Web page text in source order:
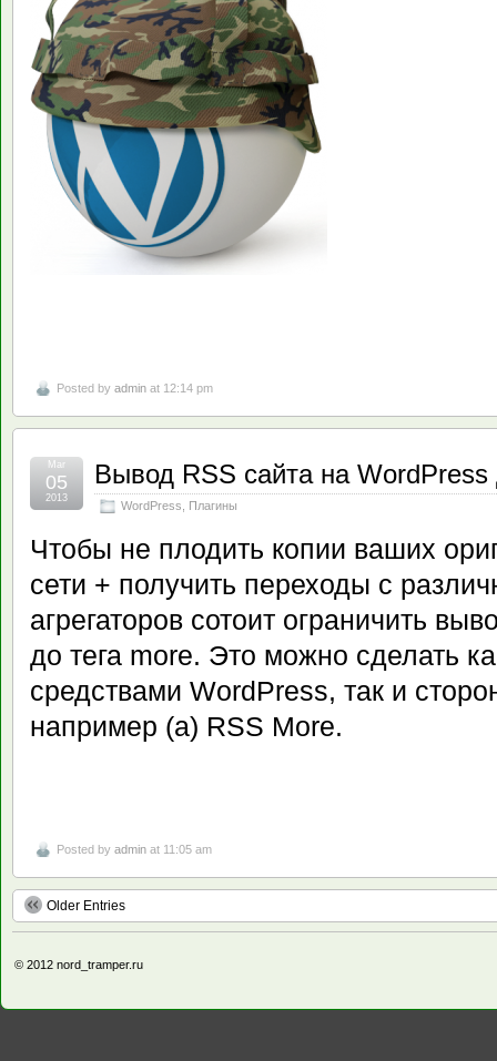
Posted by admin at 12:14 pm
Вывод RSS сайта на WordPress
WordPress Плагины
Mar
05
2013
Чтобы не плодить копии ваших
сети + получить переходы с
агрегаторов сотоит ограничить
до тега more. Это можно сделать
средствами WordPress, так и
например (a) RSS More.
Posted by admin at 11:05 am
Older Entries
© 2012 nord_tramper.ru